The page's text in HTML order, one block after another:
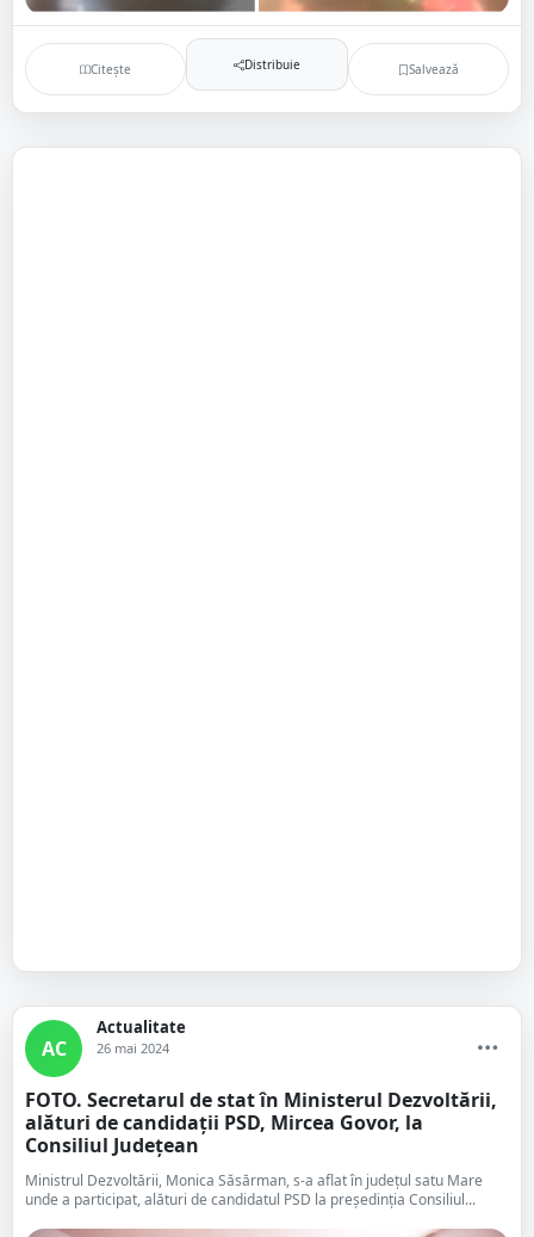
Citește Distribuie Salvează
AC
Actualitate
26 mai 2024
FOTO. Secretarul de stat în Ministerul Dezvoltării,
alături de candidații PSD, Mircea Govor, la
Consiliul Județean
Ministrul Dezvoltării, Monica Săsărman, s-a aflat în județul satu Mare
unde a participat, alături de candidatul PSD la președinția Consiliul...